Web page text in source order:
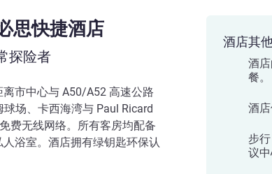
思快捷酒店
探险者
市中心与 A50/A52 高速公路
场、卡西海湾与 Paul Ricard
费无线网络。所有客房均配备
浴室。酒店拥有绿钥匙环保认
酒店其
酒
餐。
酒
步
议